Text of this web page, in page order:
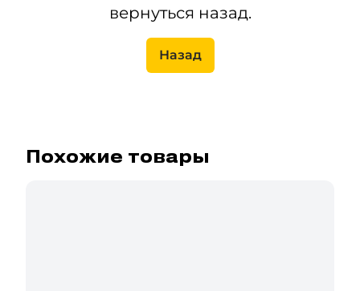
вернуться назад.
Назад
Похожие товары